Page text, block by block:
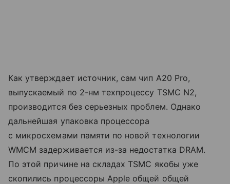
Как утверждает источник, сам чип A20 Pro,
выпускаемый по 2-нм техпроцессу TSMC N2,
производится без серьезных проблем. Однако
дальнейшая упаковка процессора
с микросхемами памяти по новой технологии
WMCM задерживается из-за недостатка DRAM.
По этой причине на складах TSMC якобы уже
скопились процессоры Apple общей общей